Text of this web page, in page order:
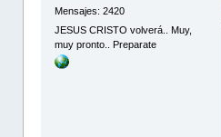
Mensajes: 2420
JESUS CRISTO volverá.. Muy,
muy pronto.. Preparate